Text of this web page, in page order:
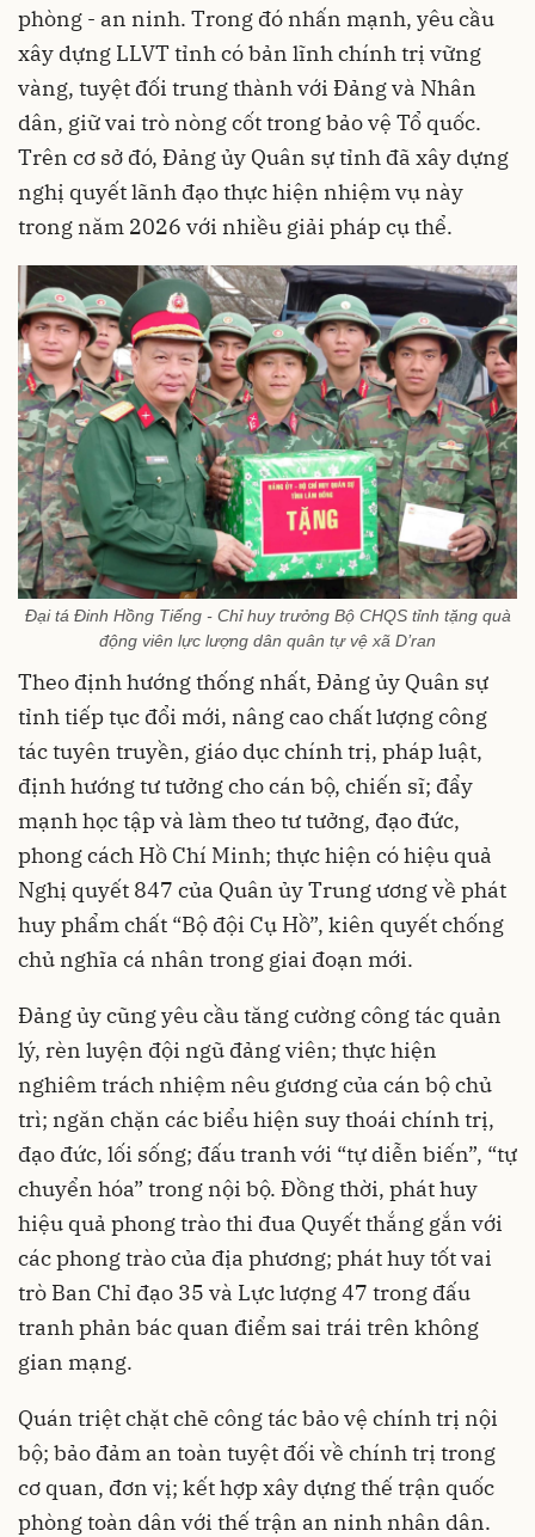
phòng - an ninh. Trong đó nhấn mạnh, yêu cầu
xây dựng LLVT tỉnh có bản lĩnh chính trị vững
vàng, tuyệt đối trung thành với Đảng và Nhân
dân, giữ vai trò nòng cốt trong bảo vệ Tổ quốc.
Trên cơ sở đó, Đảng ủy Quân sự tỉnh đã xây dựng
nghị quyết lãnh đạo thực hiện nhiệm vụ này
trong năm 2026 với nhiều giải pháp cụ thể.
Đại tá Đinh Hồng Tiếng - Chỉ huy trưởng Bộ CHQS tỉnh tặng quà
động viên lực lượng dân quân tự vệ xã D’ran
Theo định hướng thống nhất, Đảng ủy Quân sự
tỉnh tiếp tục đổi mới, nâng cao chất lượng công
tác tuyên truyền, giáo dục chính trị, pháp luật,
định hướng tư tưởng cho cán bộ, chiến sĩ; đẩy
mạnh học tập và làm theo tư tưởng, đạo đức,
phong cách Hồ Chí Minh; thực hiện có hiệu quả
Nghị quyết 847 của Quân ủy Trung ương về phát
huy phẩm chất “Bộ đội Cụ Hồ”, kiên quyết chống
chủ nghĩa cá nhân trong giai đoạn mới.
Đảng ủy cũng yêu cầu tăng cường công tác quản
lý, rèn luyện đội ngũ đảng viên; thực hiện
nghiêm trách nhiệm nêu gương của cán bộ chủ
trì; ngăn chặn các biểu hiện suy thoái chính trị,
đạo đức, lối sống; đấu tranh với “tự diễn biến”, “tự
chuyển hóa” trong nội bộ. Đồng thời, phát huy
hiệu quả phong trào thi đua Quyết thắng gắn với
các phong trào của địa phương; phát huy tốt vai
trò Ban Chỉ đạo 35 và Lực lượng 47 trong đấu
tranh phản bác quan điểm sai trái trên không
gian mạng.
Quán triệt chặt chẽ công tác bảo vệ chính trị nội
bộ; bảo đảm an toàn tuyệt đối về chính trị trong
cơ quan, đơn vị; kết hợp xây dựng thế trận quốc
phòng toàn dân với thế trận an ninh nhân dân.